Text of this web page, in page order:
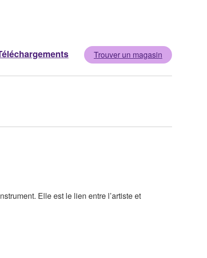
Trouver un magasin
Elle est le lien entre l’artiste et